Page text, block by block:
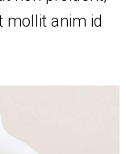
mollit anim id